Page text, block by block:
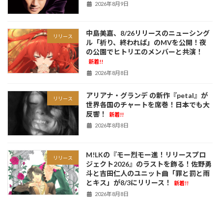
2026年8月9日
リリース
中島美嘉、8/26リリースのニューシング
ル「祈り、終われば」のMVを公開！夜
の公園でヒトリエのメンバーと共演！
新着!!
2026年8月8日
リリース
アリアナ・グランデ の新作『petal』が
世界各国のチャートを席巻！日本でも大
反響！
新着!!
2026年8月8日
リリース
M!LKの『モー烈モー進！リリースプロ
ジェクト2026』のラストを飾る！佐野勇
斗と吉田仁人のユニット曲「罪と罰と雨
とキス」が8/3にリリース！
新着!!
2026年8月8日